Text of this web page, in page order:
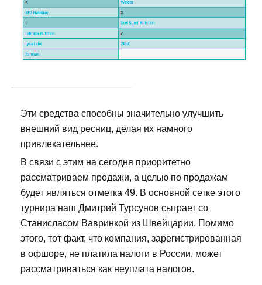
Эти средства способны значительно улучшить
внешний вид ресниц, делая их намного
привлекательнее.
В связи с этим на сегодня приоритетно
рассматриваем продажи, а целью по продажам
будет являться отметка 49. В основной сетке этого
турнира наш Дмитрий Турсунов сыграет со
Станисласом Вавринкой из Швейцарии. Помимо
этого, тот факт, что компания, зарегистрированная
в офшоре, не платила налоги в России, может
рассматриваться как неуплата налогов.